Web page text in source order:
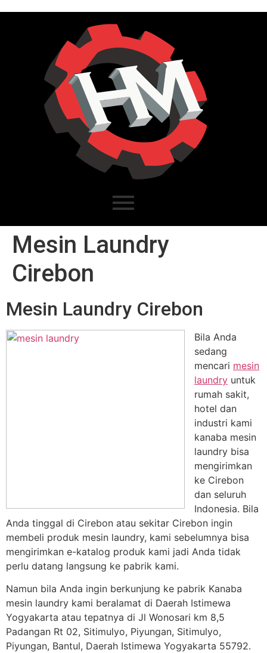
Mesin Laundry
Cirebon
Mesin Laundry Cirebon
Bila Anda
sedang
mencari mesin
laundry untuk
rumah sakit,
hotel dan
industri kami
kanaba mesin
laundry bisa
mengirimkan
ke Cirebon
dan seluruh
Indonesia. Bila
Anda tinggal di Cirebon atau sekitar Cirebon ingin
membeli produk mesin laundry, kami sebelumnya bisa
mengirimkan e-katalog produk kami jadi Anda tidak
perlu datang langsung ke pabrik kami.
Namun bila Anda ingin berkunjung ke pabrik Kanaba
mesin laundry kami beralamat di Daerah Istimewa
Yogyakarta atau tepatnya di Jl Wonosari km 8,5
Padangan Rt 02, Sitimulyo, Piyungan, Sitimulyo,
Piyungan, Bantul, Daerah Istimewa Yogyakarta 55792.